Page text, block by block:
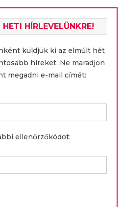
HÍRLEVELÜNKRE!
küldjük ki az elmúlt hét
híreket. Ne maradjon
megadni e-mail címét:
ellenőrzőkódot: